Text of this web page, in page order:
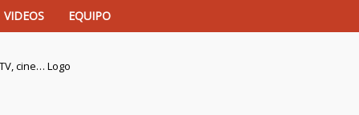
VIDEOS EQUIPO